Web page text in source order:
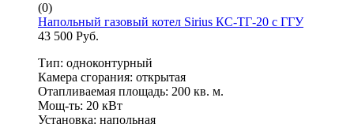
(0)
Напольный газовый котел Sirius КС-ТГ-20 с ГГУ​
43 500 Руб.
Тип: одноконтурный
Камера сгорания: открытая
Отапливаемая площадь: 200 кв. м.
Мощ-ть: 20 кВт
Установка: напольная